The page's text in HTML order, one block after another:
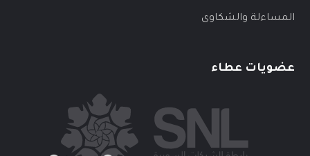
المساءلة والشكاوى
عضويات عطاء